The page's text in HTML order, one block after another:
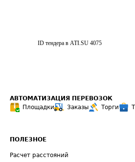
ID тендера в ATI.SU 4075
АВТОМАТИЗАЦИЯ ПЕРЕВОЗОК
Площадки
Заказы Торги
ПОЛЕЗНОЕ
Расчет расстояний